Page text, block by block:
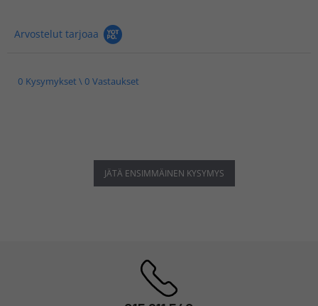
Arvostelut tarjoaa
0 Kysymykset \ 0 Vastaukset
JÄTÄ ENSIMMÄINEN KYSYMYS